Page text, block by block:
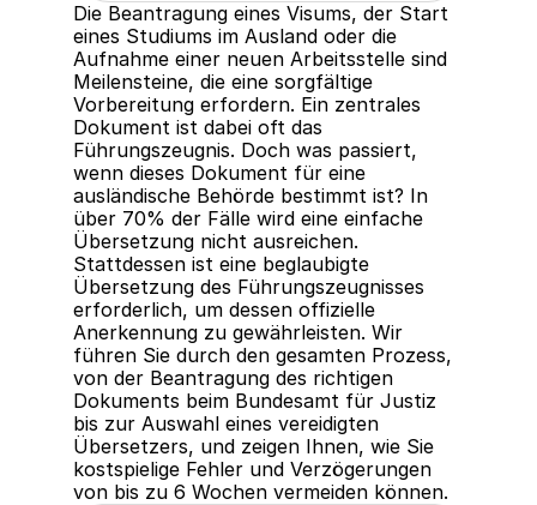
Die Beantragung eines Visums, der Start
eines Studiums im Ausland oder die
Aufnahme einer neuen Arbeitsstelle sind
Meilensteine, die eine sorgfältige
Vorbereitung erfordern. Ein zentrales
Dokument ist dabei oft das
Führungszeugnis. Doch was passiert,
wenn dieses Dokument für eine
ausländische Behörde bestimmt ist? In
über 70% der Fälle wird eine einfache
Übersetzung nicht ausreichen.
Stattdessen ist eine beglaubigte
Übersetzung des Führungszeugnisses
erforderlich, um dessen offizielle
Anerkennung zu gewährleisten. Wir
führen Sie durch den gesamten Prozess,
von der Beantragung des richtigen
Dokuments beim Bundesamt für Justiz
bis zur Auswahl eines vereidigten
Übersetzers, und zeigen Ihnen, wie Sie
kostspielige Fehler und Verzögerungen
von bis zu 6 Wochen vermeiden können.